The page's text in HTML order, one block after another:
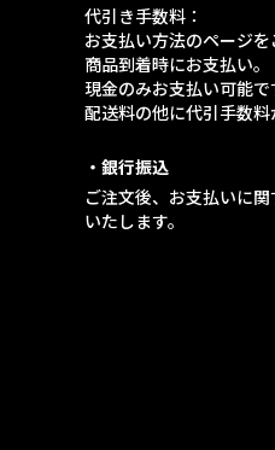
代引き手数料：
お支払い方法のページを
商品到着時にお支払い。
現金のみお支払い可能で
配送料の他に代引手数料
・銀行振込
ご注文後、お支払いに
いたします。